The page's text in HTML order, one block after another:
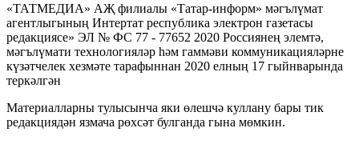
«ТАТМЕДИА» АҖ филиалы «Татар-информ» мәгълүмат
агентлыгының Интертат республика электрон газетасы
редакциясе» ЭЛ № ФС 77 - 77652 2020 Россиянең элемтә,
мәгълүмати технологияләр һәм гаммәви коммуникацияләрне
күзәтчелек хезмәте тарафыннан 2020 елның 17 гыйнварында
теркәлгән
Материалларны тулысынча яки өлешчә куллану бары тик
редакциядән язмача рөхсәт булганда гына мөмкин.